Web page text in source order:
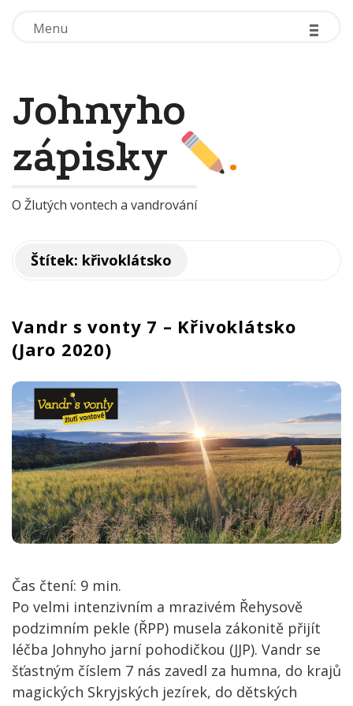
Menu -
-
-
Menu -
-
-
Johnyho
zápisky
.
O Žlutých vontech a vandrování
Štítek: křivoklátsko
Vandr s vonty 7 – Křivoklátsko
(Jaro 2020)
Čas čtení: 9 min.
Po velmi intenzivním a mrazivém Řehysově
podzimním pekle (ŘPP) musela zákonitě přijít
léčba Johnyho jarní pohodičkou (JJP). Vandr se
šťastným číslem 7 nás zavedl za humna, do krajů
magických Skryjských jezírek, do dětských